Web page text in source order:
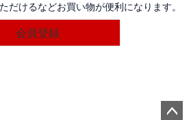
だけるなどお買い物が便利になります。
会員登録